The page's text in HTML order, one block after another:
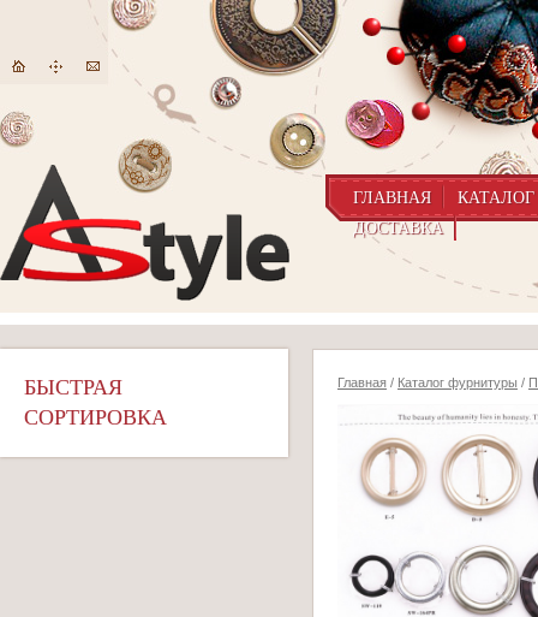
ГЛАВНАЯ
КАТАЛОГ
ДОСТАВКА
БЫСТРАЯ
СОРТИРОВКА
Главная / Каталог фурнитуры /